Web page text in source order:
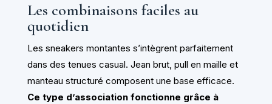
Les combinaisons faciles au
quotidien
Les sneakers montantes s’intègrent parfaitement
dans des tenues casual. Jean brut, pull en maille et
manteau structuré composent une base efficace.
Ce type d’association fonctionne grâce à